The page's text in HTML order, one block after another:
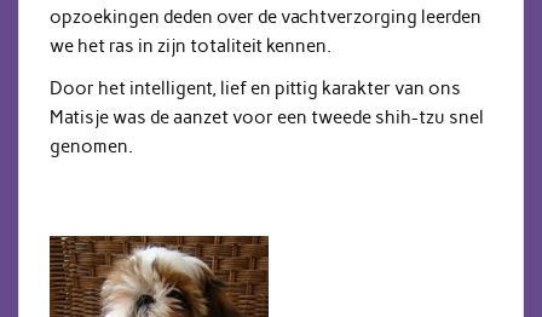
opzoekingen deden over de vachtverzorging leerden
we het ras in zijn totaliteit kennen.
Door het intelligent, lief en pittig karakter van ons
Matisje was de aanzet voor een tweede shih-tzu snel
genomen.